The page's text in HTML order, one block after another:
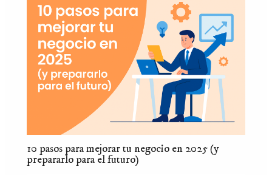
10 pasos para mejorar tu negocio en 2025 (y
prepararlo para el futuro)